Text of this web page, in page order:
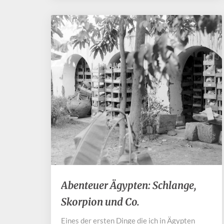
Abenteuer
Ägypten:
Schlange,
Abenteuer Ägypten: Schlange,
Skorpion und Co.
Eines der ersten Dinge die ich in Ägypten